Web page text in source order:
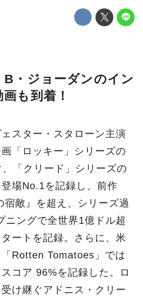
B・ジョーダンのイン
も到着！
スター・スタローン主演
「ロッキー」シリーズの
「クリード」シリーズの
場No.1を記録し、前作
宿敵』を超え、シリーズ過
ニングで全世界1億ドル超
ートを記録。さらに、⽶
Rotten Tomatoes」では
コア 96%を記録した。ロ
け継ぐアドニス・クリー